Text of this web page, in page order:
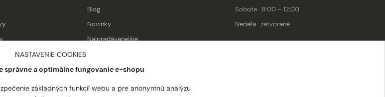
Blog
Novinky
Najpredávanejšie
Sobota · 8:00 – 12:00
Nedeľa · zatvorené
NASTAVENIE COOKIES
správne a optimálne fungovanie e-shopu
základných funkcií webu a pre anonymnú analýzu